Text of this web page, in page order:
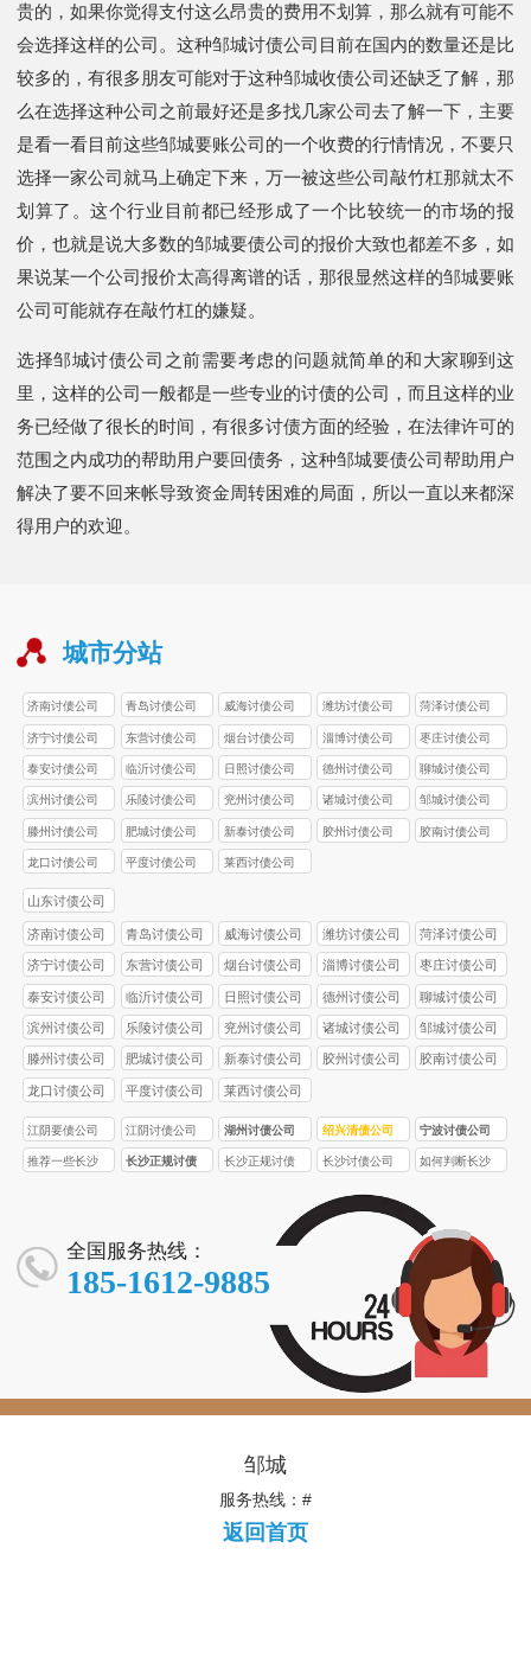
贵的，如果你觉得支付这么昂贵的费用不划算，那么就有可能不
会选择这样的公司。这种邹城讨债公司目前在国内的数量还是比
较多的，有很多朋友可能对于这种邹城收债公司还缺乏了解，那
么在选择这种公司之前最好还是多找几家公司去了解一下，主要
是看一看目前这些邹城要账公司的一个收费的行情情况，不要只
选择一家公司就马上确定下来，万一被这些公司敲竹杠那就太不
划算了。这个行业目前都已经形成了一个比较统一的市场的报
价，也就是说大多数的邹城要债公司的报价大致也都差不多，如
果说某一个公司报价太高得离谱的话，那很显然这样的邹城要账
公司可能就存在敲竹杠的嫌疑。
选择邹城讨债公司之前需要考虑的问题就简单的和大家聊到这
里，这样的公司一般都是一些专业的讨债的公司，而且这样的业
务已经做了很长的时间，有很多讨债方面的经验，在法律许可的
范围之内成功的帮助用户要回债务，这种邹城要债公司帮助用户
解决了要不回来帐导致资金周转困难的局面，所以一直以来都深
得用户的欢迎。
城市分站
济南讨债公司 青岛讨债公司 威海讨债公司 潍坊讨债公司 菏泽讨债公司
济宁讨债公司 东营讨债公司 烟台讨债公司 淄博讨债公司 枣庄讨债公司
泰安讨债公司 临沂讨债公司 日照讨债公司 德州讨债公司 聊城讨债公司
滨州讨债公司 乐陵讨债公司 兖州讨债公司 诸城讨债公司 邹城讨债公司
滕州讨债公司 肥城讨债公司 新泰讨债公司 胶州讨债公司 胶南讨债公司
龙口讨债公司 平度讨债公司 莱西讨债公司
山东讨债公司
济南讨债公司 青岛讨债公司 威海讨债公司 潍坊讨债公司 菏泽讨债公司
济宁讨债公司 东营讨债公司 烟台讨债公司 淄博讨债公司 枣庄讨债公司
泰安讨债公司 临沂讨债公司 日照讨债公司 德州讨债公司 聊城讨债公司
滨州讨债公司 乐陵讨债公司 兖州讨债公司 诸城讨债公司 邹城讨债公司
滕州讨债公司 肥城讨债公司 新泰讨债公司 胶州讨债公司 胶南讨债公司
龙口讨债公司 平度讨债公司 莱西讨债公司
江阴要债公司 江阴讨债公司 湖州讨债公司 绍兴清债公司 宁波讨债公司
推荐一些长沙
长沙正规讨债
长沙正规讨债
长沙讨债公司
怎样的？
如何判断长沙
是否合理？
全国服务热线：
185-1612-9885
邹城
服务热线：#
返回首页